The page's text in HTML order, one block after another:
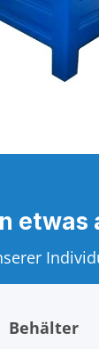
etwas
Behälter